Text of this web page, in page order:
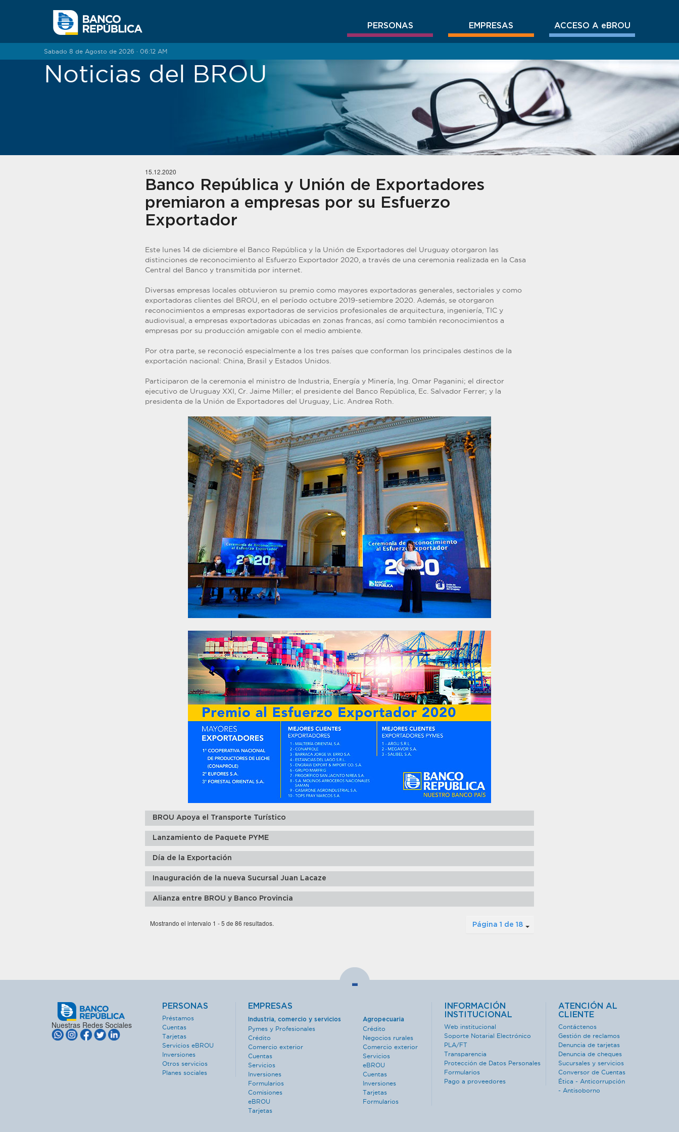
PERSONAS EMPRESAS ACCESO A eBROU
Sabado 8 de Agosto de 2026 · 06:12 AM
Noticias del BROU
15.12.2020
Banco República y Unión de Exportadores
premiaron a empresas por su Esfuerzo
Exportador
Este lunes 14 de diciembre el Banco República y la Unión de Exportadores del Uruguay otorgaron las
distinciones de reconocimiento al Esfuerzo Exportador 2020, a través de una ceremonia realizada en la Casa
Central del Banco y transmitida por internet.
Diversas empresas locales obtuvieron su premio como mayores exportadoras generales, sectoriales y como
exportadoras clientes del BROU, en el período octubre 2019-setiembre 2020. Además, se otorgaron
reconocimientos a empresas exportadoras de servicios profesionales de arquitectura, ingeniería, TIC y
audiovisual, a empresas exportadoras ubicadas en zonas francas, así como también reconocimientos a
empresas por su producción amigable con el medio ambiente.
Por otra parte, se reconoció especialmente a los tres países que conforman los principales destinos de la
exportación nacional: China, Brasil y Estados Unidos.
Participaron de la ceremonia el ministro de Industria, Energía y Minería, Ing. Omar Paganini; el director
ejecutivo de Uruguay XXI, Cr. Jaime Miller; el presidente del Banco República, Ec. Salvador Ferrer; y la
presidenta de la Unión de Exportadores del Uruguay, Lic. Andrea Roth.
BROU Apoya el Transporte Turístico
Lanzamiento de Paquete PYME
Día de la Exportación
Inauguración de la nueva Sucursal Juan Lacaze
Alianza entre BROU y Banco Provincia
Página 1 de 18
Mostrando el intervalo 1 - 5 de 86 resultados.
-
Nuestras Redes Sociales
PERSONAS
Préstamos
Cuentas
Tarjetas
Servicios eBROU
Inversiones
Otros servicios
Planes sociales
EMPRESAS
Industria, comercio y servicios
Pymes y Profesionales
Crédito
Comercio exterior
Cuentas
Servicios
Inversiones
Formularios
Comisiones
eBROU
Tarjetas
Agropecuaria
Crédito
Negocios rurales
Comercio exterior
Servicios
eBROU
Cuentas
Inversiones
Tarjetas
Formularios
INFORMACIÓN
INSTITUCIONAL
Web institucional
Soporte Notarial Electrónico
PLA/FT
Transparencia
Protección de Datos Personales
Formularios
Pago a proveedores
ATENCIÓN AL
CLIENTE
Contáctenos
Gestión de reclamos
Denuncia de tarjetas
Denuncia de cheques
Sucursales y servicios
Conversor de Cuentas
Ética - Anticorrupción
- Antisoborno